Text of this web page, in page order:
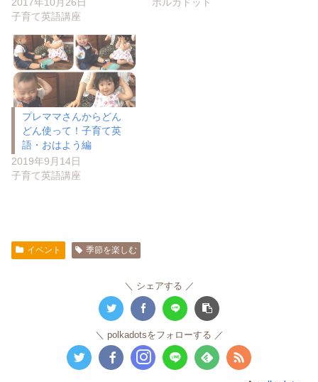
2017年10月26日
子育て英語講座
ポルカドット
プレママさんからどん
どん使って！子育て英
語・おはよう編
2019年9月14日
子育て英語講座
イベント 季節を楽しむ
シェアする
polkadotsをフォローする